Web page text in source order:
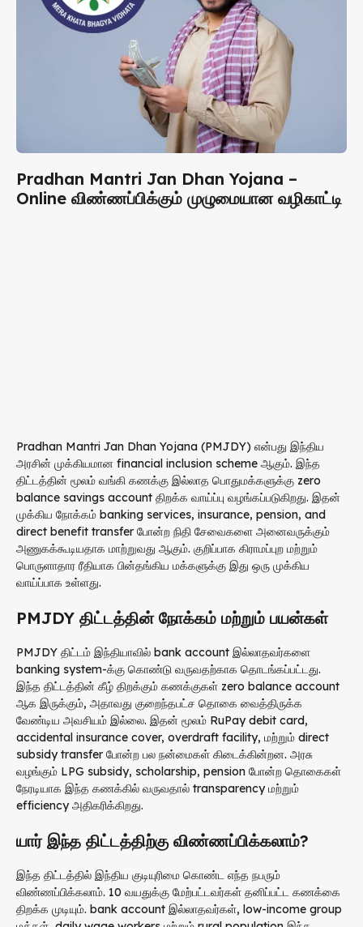
Pradhan Mantri Jan Dhan Yojana –
Online விண்ணப்பிக்கும் முழுமையான வழிகாட்டி
Pradhan Mantri Jan Dhan Yojana (PMJDY) என்பது இந்திய
அரசின் முக்கியமான financial inclusion scheme ஆகும். இந்த
திட்டத்தின் மூலம் வங்கி கணக்கு இல்லாத பொதுமக்களுக்கு zero
balance savings account திறக்க வாய்ப்பு வழங்கப்படுகிறது. இதன்
முக்கிய நோக்கம் banking services, insurance, pension, and
direct benefit transfer போன்ற நிதி சேவைகளை அனைவருக்கும்
அணுகக்கூடியதாக மாற்றுவது ஆகும். குறிப்பாக கிராமப்புற மற்றும்
பொருளாதார ரீதியாக பின்தங்கிய மக்களுக்கு இது ஒரு முக்கிய
வாய்ப்பாக உள்ளது.
PMJDY திட்டத்தின் நோக்கம் மற்றும் பயன்கள்
PMJDY திட்டம் இந்தியாவில் bank account இல்லாதவர்களை
banking system-க்கு கொண்டு வருவதற்காக தொடங்கப்பட்டது.
இந்த திட்டத்தின் கீழ் திறக்கும் கணக்குகள் zero balance account
ஆக இருக்கும், அதாவது குறைந்தபட்ச தொகை வைத்திருக்க
வேண்டிய அவசியம் இல்லை. இதன் மூலம் RuPay debit card,
accidental insurance cover, overdraft facility, மற்றும் direct
subsidy transfer போன்ற பல நன்மைகள் கிடைக்கின்றன. அரசு
வழங்கும் LPG subsidy, scholarship, pension போன்ற தொகைகள்
நேரடியாக இந்த கணக்கில் வருவதால் transparency மற்றும்
efficiency அதிகரிக்கிறது.
யார் இந்த திட்டத்திற்கு விண்ணப்பிக்கலாம்?
இந்த திட்டத்தில் இந்திய குடியுரிமை கொண்ட எந்த நபரும்
விண்ணப்பிக்கலாம். 10 வயதுக்கு மேற்பட்டவர்கள் தனிப்பட்ட கணக்கை
திறக்க முடியும். bank account இல்லாதவர்கள், low-income group